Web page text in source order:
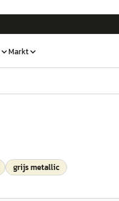
Markt
grijs metallic